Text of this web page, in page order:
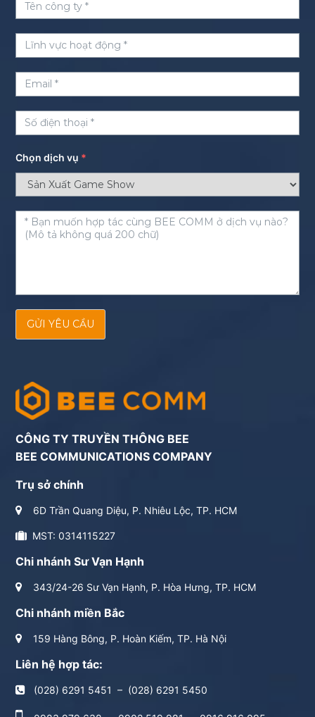
Chọn dịch vụ *
GỬI YÊU CẦU
CÔNG TY TRUYỀN THÔNG BEE
BEE COMMUNICATIONS COMPANY
Trụ sở chính
6D Trần Quang Diệu, P. Nhiêu Lộc, TP. HCM
MST: 0314115227
Chi nhánh Sư Vạn Hạnh
343/24-26 Sư Vạn Hạnh, P. Hòa Hưng, TP. HCM
Chi nhánh miền Bắc
159 Hàng Bông, P. Hoàn Kiếm, TP. Hà Nội
Liên hệ hợp tác:
(028) 6291 5451 – (028) 6291 5450